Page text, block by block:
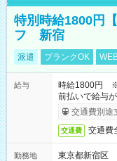
特別時給1800円
フ 新宿
派遣 ブランクOK
給与
時給1800円 ※
前払いで給与
交通費別途
交通費 交通費
勤務地
東京都新宿区